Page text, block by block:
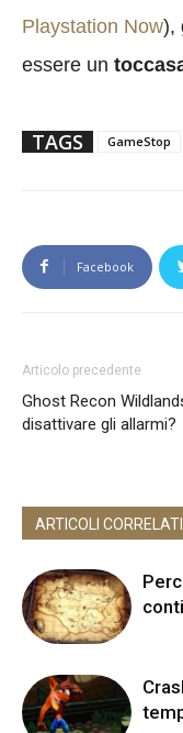
Playstation Now),
essere un
TAGS GameStop
Facebook
Articolo precedente
Ghost Recon
disattivare gli allarmi?
ARTICOLI CORRELATI